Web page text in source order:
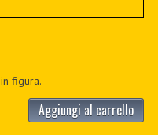
figura.
Aggiungi al carrello